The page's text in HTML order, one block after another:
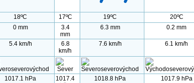
18ºC 17ºC 19ºC
20ºC
0 mm
3.4
mm
6.3 mm 0.2 mm
5.4 km/h
6.8
km/h
7.6 km/h 6.1 km/h
1017.1 hPa
1017.4
1018.8 hPa 1017.9 hPa